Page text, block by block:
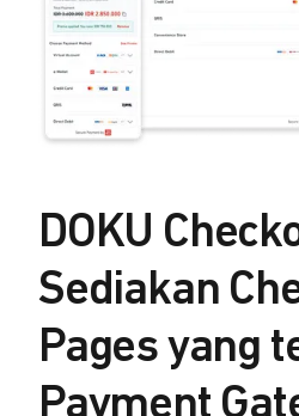
DOKU
Sediakan
Pages yang
Payment